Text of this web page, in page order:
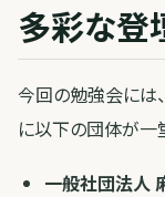
多彩な登
今回の勉強会には
に以下の団体が一
一般社団法人